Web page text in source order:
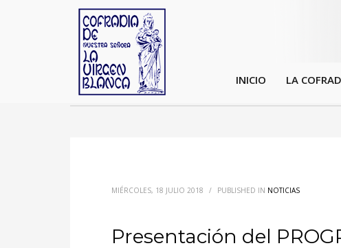
INICIO LA
MIÉRCOLES, 18 JULIO 2018 / PUBLISHED IN NOTICIAS
Presentación del